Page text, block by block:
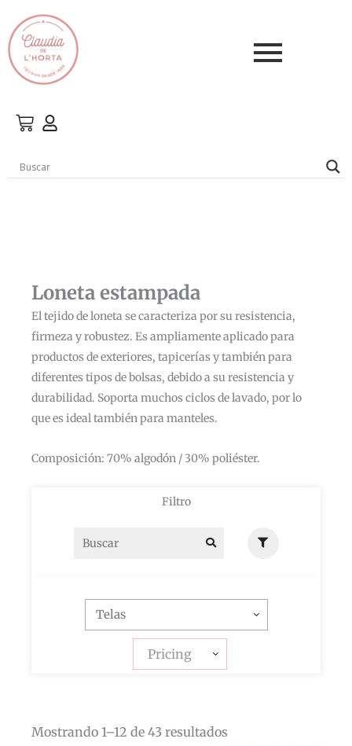
contenido
Loneta estampada
El tejido de loneta se caracteriza por su resistencia,
firmeza y robustez. Es ampliamente aplicado para
productos de exteriores, tapicerías y también para
diferentes tipos de bolsas, debido a su resistencia y
durabilidad. Soporta muchos ciclos de lavado, por lo
que es ideal también para manteles.
Composición: 70% algodón / 30% poliéster.
Filtro
Pricing
Mostrando 1–12 de 43 resultados